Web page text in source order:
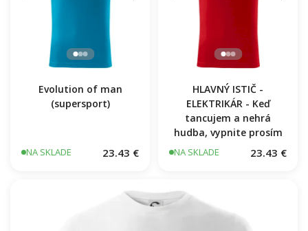
Evolution of man
(supersport)
NA SKLADE 23.43 €
HLAVNÝ ISTIČ -
ELEKTRIKÁR - Keď
tancujem a nehrá
hudba, vypnite prosím
NA SKLADE 23.43 €